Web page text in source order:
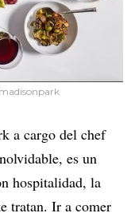
a cargo del chef
es un
hospitalidad, la
tratan. Ir a comer